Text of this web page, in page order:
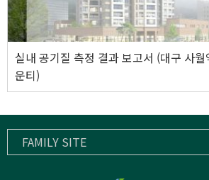
실내 공기질 측정 결과 보고서 (대구 사
운티)
FAMILY SITE